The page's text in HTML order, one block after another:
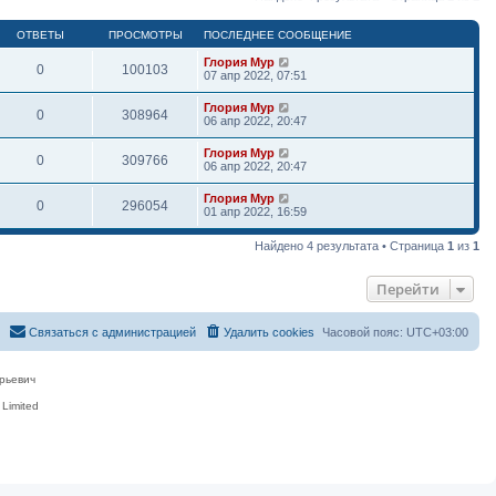
ОТВЕТЫ ПРОСМОТРЫ ПОСЛЕДНЕЕ СООБЩЕНИЕ
0 100103
Глория Мур
07 апр 2022, 07:51
0 308964
Глория Мур
06 апр 2022, 20:47
0 309766
Глория Мур
06 апр 2022, 20:47
0 296054
Глория Мур
01 апр 2022, 16:59
Найдено 4 результата • Страница 1 из 1
Перейти
Часовой пояс: UTC+03:00
Удалить cookies
Связаться с администрацией